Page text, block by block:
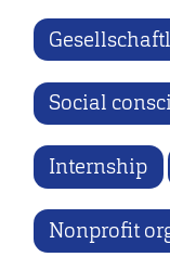
Social
Internship
Nonprofit